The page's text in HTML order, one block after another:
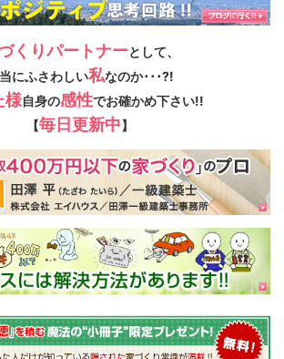
くりパートナーとして、
にふさわしい私なのか･･･?!
様自身の感性でお確かめ下さい!!
【毎日更新中】